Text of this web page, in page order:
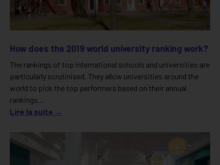
How does the 2019 world university ranking work?
The rankings of top international schools and universities are
particularly scrutinised. They allow universities around the
world to pick the top performers based on their annual
rankings...
Lire la suite →